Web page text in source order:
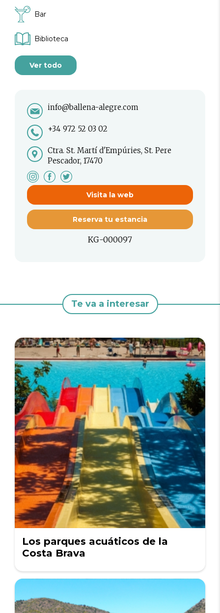
Bar
Biblioteca
Ver todo
info@ballena-alegre.com
+34 972 52 03 02
Ctra. St. Martí d'Empúries, St. Pere
Pescador, 17470
Visita la web
Reserva tu estancia
KG-000097
Te va a interesar
Los parques acuáticos de la
Costa Brava